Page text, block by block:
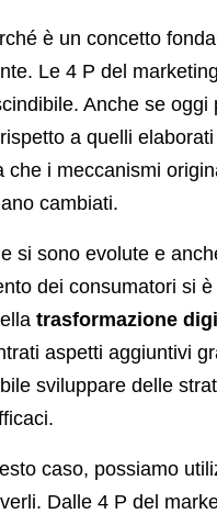
è un concetto
Le 4 P del
Anche se oggi
a quelli
che i meccanismi
cambiati.
si sono evolute e
dei consumatori si
trasformazione
aspetti aggiuntivi
sviluppare delle
caso, possiamo
Dalle 4 P del